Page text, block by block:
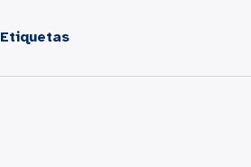
Etiquetas